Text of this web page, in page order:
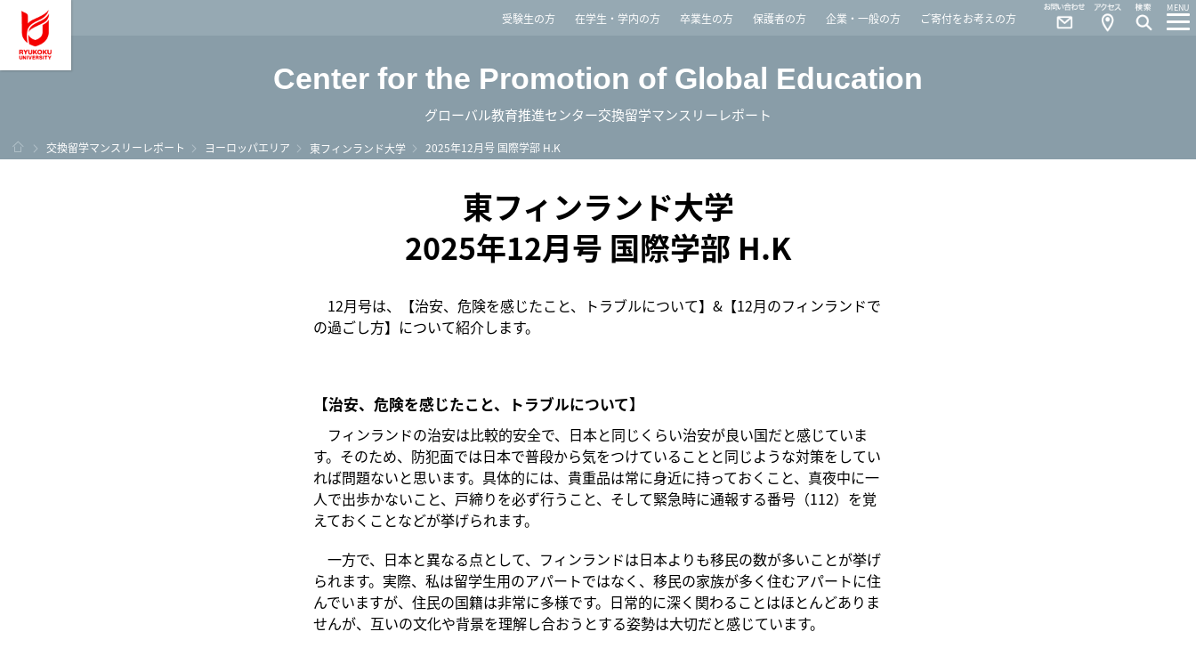
龍谷大学 You, Unlimited受験生の方 在学生・学内の方 卒業生の方 保護者の方 企業・一般の方 ご寄付をお考えの方
MENU
Access
Contact
Center for the Promotion of Global Education
グローバル教育推進センター交換留学マンスリーレポート
ホーム
交換留学マンスリーレポート ヨーロッパエリア 東フィンランド大学 2025年12月号 国際学部 H.K
東フィンランド大学
2025年12月号 国際学部 H.K
12月号は、【治安、危険を感じたこと、トラブルについて】&【12月のフィンランドで
の過ごし方】について紹介します。
【治安、危険を感じたこと、トラブルについて】
フィンランドの治安は比較的安全で、日本と同じくらい治安が良い国だと感じていま
す。そのため、防犯面では日本で普段から気をつけていることと同じような対策をしてい
れば問題ないと思います。具体的には、貴重品は常に身近に持っておくこと、真夜中に一
人で出歩かないこと、戸締りを必ず行うこと、そして緊急時に通報する番号（112）を覚
えておくことなどが挙げられます。
一方で、日本と異なる点として、フィンランドは日本よりも移民の数が多いことが挙げ
られます。実際、私は留学生用のアパートではなく、移民の家族が多く住むアパートに住
んでいますが、住民の国籍は非常に多様です。日常的に深く関わることはほとんどありま
せんが、互いの文化や背景を理解し合おうとする姿勢は大切だと感じています。